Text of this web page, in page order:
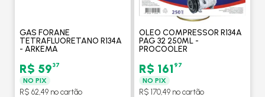
GAS FORANE
TETRAFLUORETANO R134A
- ARKEMA
R$ 5937
NO PIX
R$ 62,49 no cartão
OLEO COMPRESSOR R134A
PAG 32 250ML -
PROCOOLER
R$ 161 97
NO PIX
R$ 170,49 no cartão